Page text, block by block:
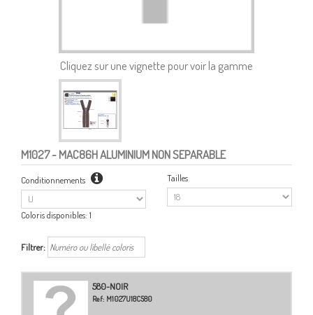
Cliquez sur une vignette pour voir la gamme
M1027- MAC86H ALUMINIUM NON SEPARABLE
Conditionnements Tailles
Coloris disponibles: 1
Filtrer:
580-NOIR
Ref: M1027U18C580